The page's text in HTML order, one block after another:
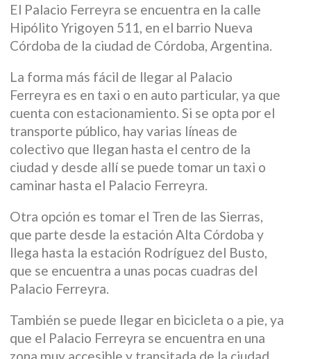
El Palacio Ferreyra se encuentra en la calle
Hipólito Yrigoyen 511, en el barrio Nueva
Córdoba de la ciudad de Córdoba, Argentina.
La forma más fácil de llegar al Palacio
Ferreyra es en taxi o en auto particular, ya que
cuenta con estacionamiento. Si se opta por el
transporte público, hay varias líneas de
colectivo que llegan hasta el centro de la
ciudad y desde allí se puede tomar un taxi o
caminar hasta el Palacio Ferreyra.
Otra opción es tomar el Tren de las Sierras,
que parte desde la estación Alta Córdoba y
llega hasta la estación Rodríguez del Busto,
que se encuentra a unas pocas cuadras del
Palacio Ferreyra.
También se puede llegar en bicicleta o a pie, ya
que el Palacio Ferreyra se encuentra en una